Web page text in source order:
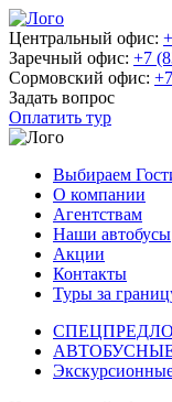
Центральный офис:
Заречный офис: +7
Сормовский офис:
Задать вопрос
Оплатить тур
Выбираем
О компании
Агентствам
Наши автобусы
Акции
Контакты
Туры за